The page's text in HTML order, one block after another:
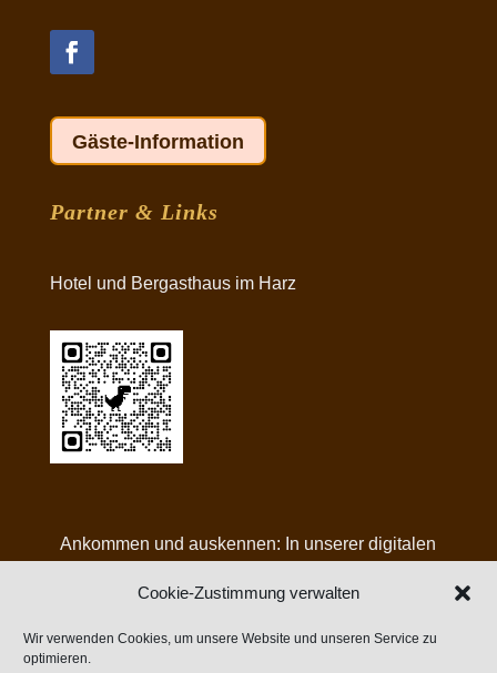
Cookie-Zustimmung verwalten
Wir verwenden Cookies, um unsere Website und unseren Service zu
optimieren.
Gäste-Information
Partner & Links
Hotel und Bergasthaus im Harz
Ankommen und auskennen: In unserer digitalen
Tipps für Ihren Aufenthalt bei uns: